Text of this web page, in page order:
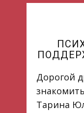
Дорогой
Тарина